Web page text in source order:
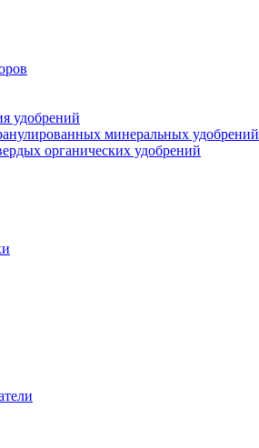
удобрений
минеральных удобрений
органических удобрений